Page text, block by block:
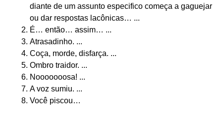
diante de um assunto especifico começa a gaguejar
ou dar respostas lacônicas… ...
É… então… assim… ...
Atrasadinho. ...
Coça, morde, disfarça. ...
Ombro traidor. ...
Nooooooosa! ...
A voz sumiu. ...
Você piscou…